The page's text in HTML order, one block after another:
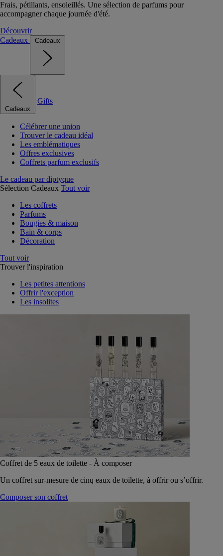
Frais, pétillants, ensoleillés. Une sélection de parfums pour
accompagner chaque journée d'été.
Découvrir
Cadeaux
Cadeaux
Cadeaux
Gifts
Célébrer une union
Trouver le cadeau idéal
Les emblématiques
Offres exclusives
Coffrets parfum exclusifs
Le cadeau par diptyque
Sélection Cadeaux Tout voir
Les coffrets
Parfums
Bougies & maison
Bain & corps
Décoration
Tout voir
Trouver l'inspiration
Les petites attentions
Offrir l'exception
Les insolites
Coffret de 5 eaux de toilette - À composer
Un coffret sur-mesure de cinq eaux de toilette, à offrir ou s’offrir.
Composer son coffret